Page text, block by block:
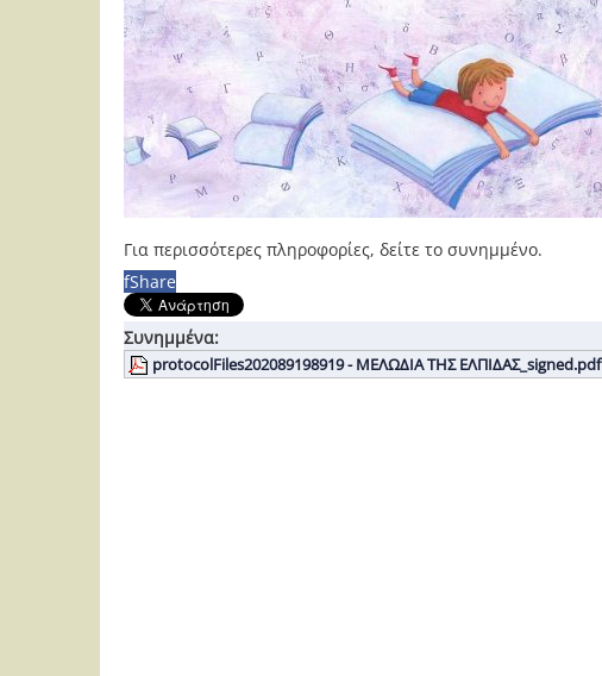
Για περισσότερες πληροφορίες, δείτε το συνημμένο.
fShare
Συνημμένα:
protocolFiles202089198919 - ΜΕΛΩΔΙΑ ΤΗΣ ΕΛΠΙΔΑΣ_signed.pdf